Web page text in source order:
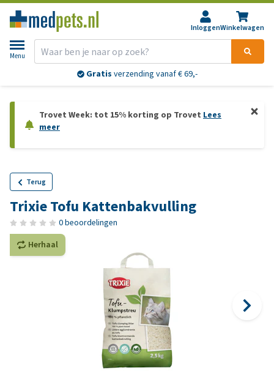
InloggenWinkelwagen
Menu
Gratis verzending vanaf € 69,-
Trovet Week: tot 15% korting op Trovet Lees
meer
Terug
Trixie Tofu Kattenbakvulling
0 beoordelingen
Herhaal